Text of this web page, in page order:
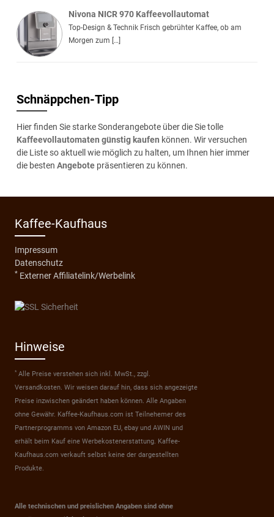
Nivona NICR 970 Kaffeevollautomat
Top-Design & Technik Frisch gebrühter Kaffee, ob am
Morgen zum […]
Schnäppchen-Tipp
Hier finden Sie starke Sonderangebote über die Sie tolle
Kaffeevollautomaten günstig kaufen können. Wir versuchen
die Liste so aktuell wie möglich zu halten, um Ihnen hier immer
die besten Angebotepräsentieren zu können.
Kaffee-Kaufhaus
Impressum
Datenschutz
* Externer Affiliatelink/Werbelink
Hinweise
*Alle Preise verstehen sich inkl. MwSt., zzgl.
Versandkosten. Wir weisen darauf hin, dass sich angezeigte
Preise inzwischen geändert haben können. Alle Angaben
ohne Gewähr. Kaffee-Kaufhaus.com ist Teilnehemer des
Partnerprogramms von Amazon EU, ebay und AWIN und
erhält beim Kauf eine Werbekostenerstattung. Kaffee-
Kaufhaus.com verkauft selbst keine der dargestellten
Produkte.
Alle technischen und preislichen Angaben sind ohne